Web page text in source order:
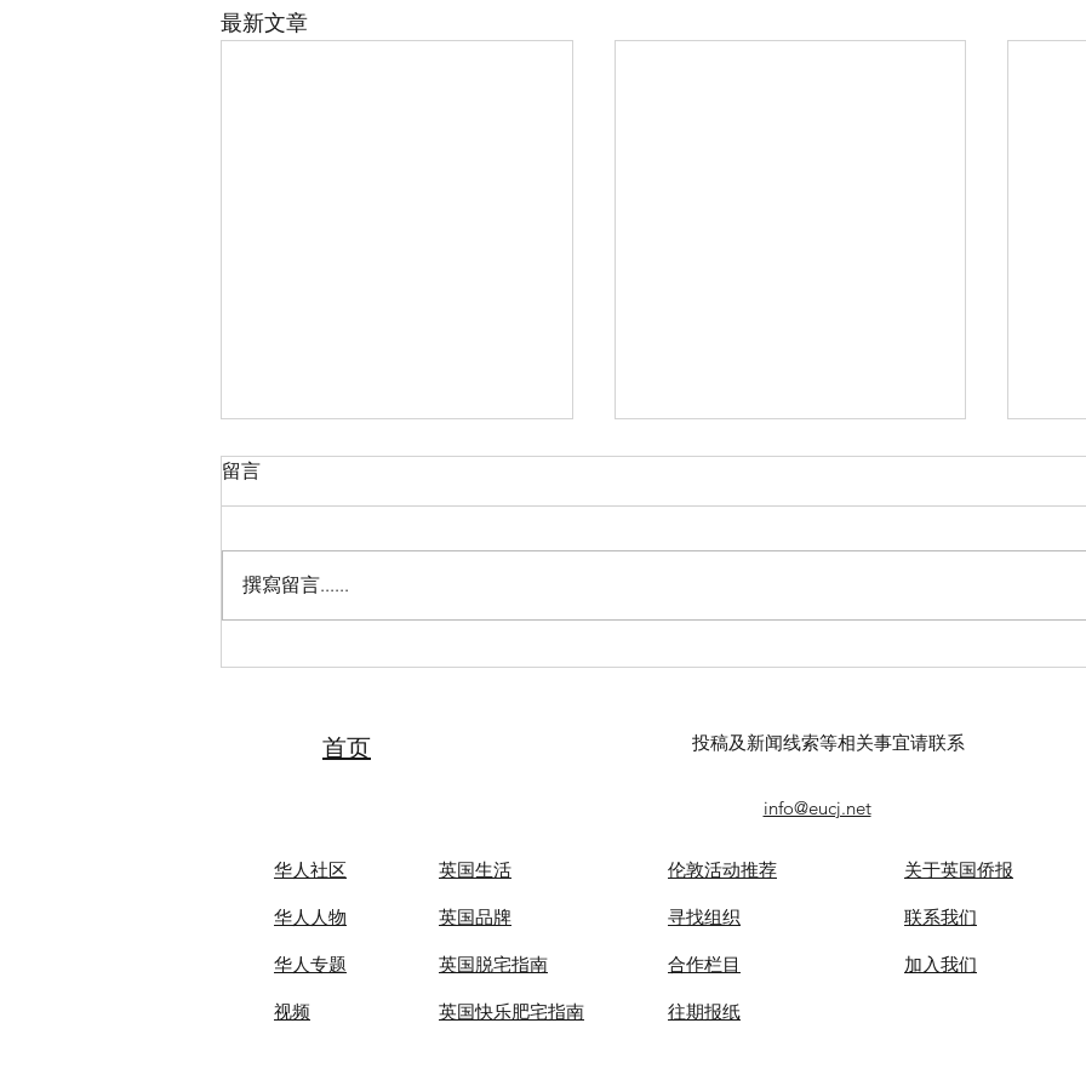
最新文章
夏令营营员
留言
撰寫留言......
首页 投稿及新闻线索等相关事宜请联系
info@eucj.net
华人社区
华人人物
华人专题
视频
英国生活​
英国品牌
英国脱宅指南
英国快乐肥宅指南
伦敦活动推荐
​寻找组织
合作栏目
​往期报纸
关于英国侨报
联系我们
​加入我们